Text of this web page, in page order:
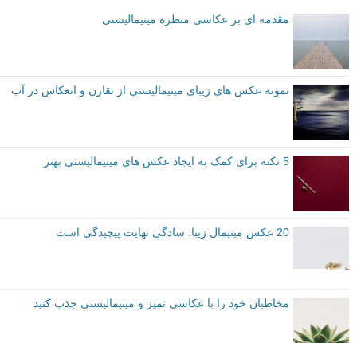
مقدمه ای بر عکاسی منظره مینیمالیستی
نمونه عکس های زیبای مینیمالیستی از تقارن و انعکاس در آب
5 نکته برای کمک به ایجاد عکس های مینیمالیستی بهتر
20 عکس مینیمال زیبا: سادگی نهایت پیچیدگی است
مخاطبان خود را با عکاسی تمیز و مینیمالیستی جذب کنید